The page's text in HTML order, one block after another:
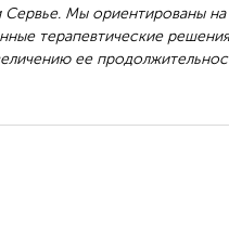
Мы ориентированы
терапевтические
ее